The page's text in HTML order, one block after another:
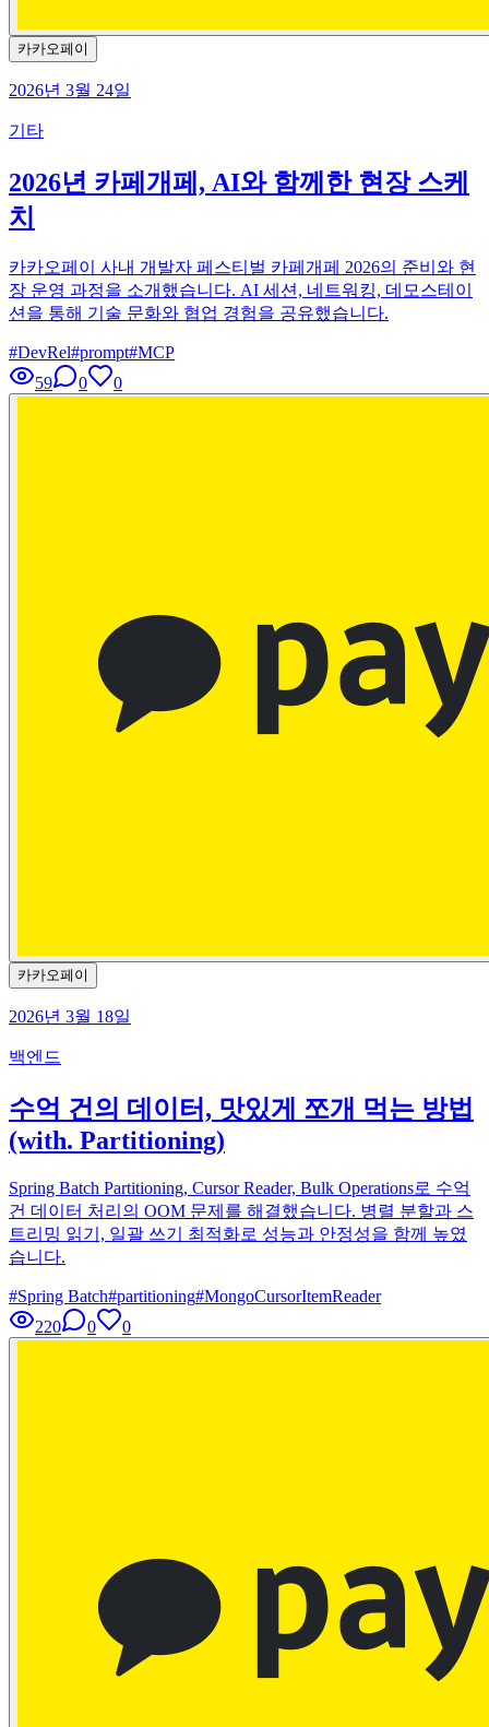
카카오페이
2026년 3월 24일
기타
2026년 카페개페, AI와 함께한 현장 스케
치
카카오페이 사내 개발자 페스티벌 카페개페 2026의 준비와 현
장 운영 과정을 소개했습니다. AI 세션, 네트워킹, 데모스테이
션을 통해 기술 문화와 협업 경험을 공유했습니다.
#DevRel#prompt#MCP
59
0 0
카카오페이
2026년 3월 18일
백엔드
수억 건의 데이터, 맛있게 쪼개 먹는 방법
(with. Partitioning)
Spring Batch Partitioning, Cursor Reader, Bulk Operations로 수억
건 데이터 처리의 OOM 문제를 해결했습니다. 병렬 분할과 스
트리밍 읽기, 일괄 쓰기 최적화로 성능과 안정성을 함께 높였
습니다.
#Spring Batch#partitioning#MongoCursorItemReader
220
0 0